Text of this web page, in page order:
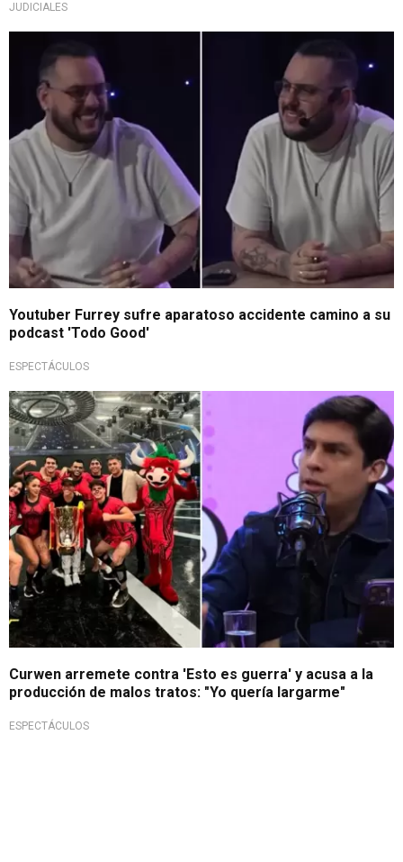
JUDICIALES
Youtuber Furrey sufre aparatoso accidente camino a su
podcast 'Todo Good'
ESPECTÁCULOS
¡Qué fuerte!
Curwen arremete contra 'Esto es guerra' y acusa a la
producción de malos tratos: "Yo quería largarme"
ESPECTÁCULOS